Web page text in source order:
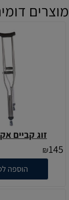
מוצרים
זוג קביים
₪145
הוספה